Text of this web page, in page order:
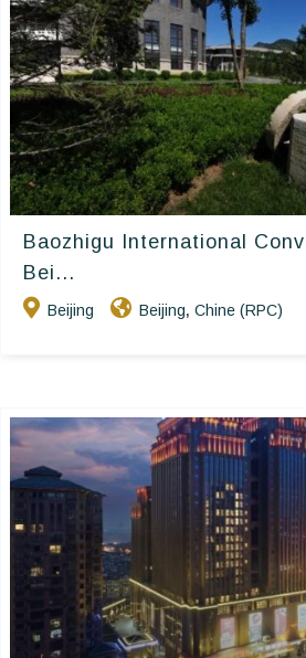
Baozhigu International
Bei...
Beijing Beijing, Chine (RPC)